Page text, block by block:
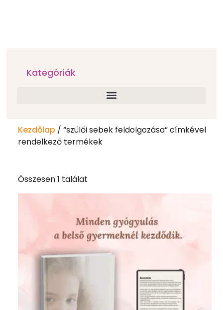
Kategóriák
Kezdőlap / “szülői sebek feldolgozása” címkével
rendelkező termékek
Összesen 1 találat